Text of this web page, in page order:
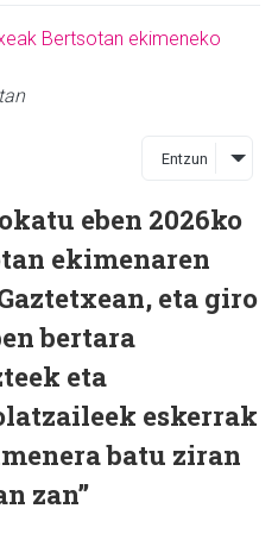
Entzun
eben 2026ko
ekimenaren
eta giro
bertara
eta
eskerrak
batu ziran
zan”